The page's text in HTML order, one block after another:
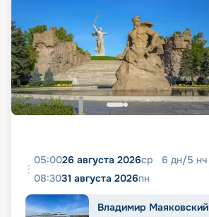
05:0026 августа 2026ср 6 дн/5 нч
08:3031 августа 2026пн
Владимир Маяковский